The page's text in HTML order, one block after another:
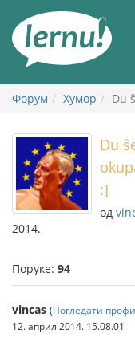
садржају
Форум Хумор Du
Du
:]
од
2014.
Поруке: 94
vincas (Погледати
12. април 2014. 15.08.01